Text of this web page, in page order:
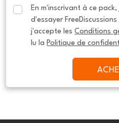
En m'inscrivant à ce
d'essayer
j'accepte les Conditions
lu la Politique de